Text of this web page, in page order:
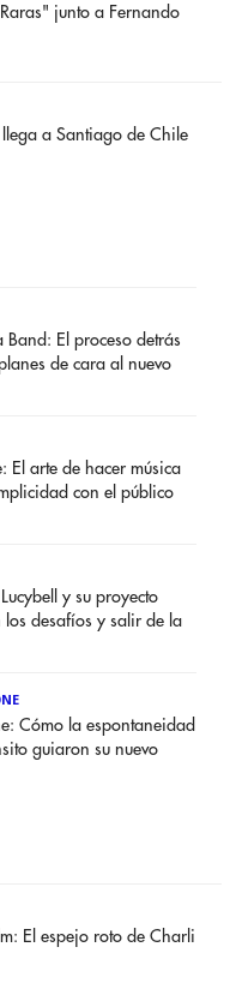
junto a Fernando
a Santiago de Chile
Band: El proceso detrás
de cara al nuevo
El arte de hacer música
con el público
y su proyecto
los desafíos y salir de la
Cómo la espontaneidad
guiaron su nuevo
El espejo roto de Charli